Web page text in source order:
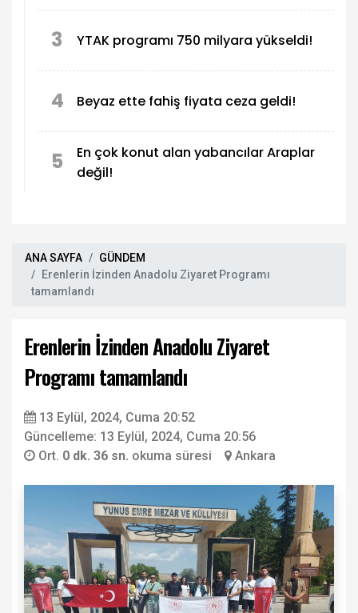
3 YTAK programı 750 milyara yükseldi!
4 Beyaz ette fahiş fiyata ceza geldi!
5
En çok konut alan yabancılar Araplar
değil!
ANA SAYFA
GÜNDEM
Erenlerin İzinden Anadolu Ziyaret Programı
tamamlandı
Erenlerin İzinden Anadolu Ziyaret
Programı tamamlandı
13 Eylül, 2024, Cuma 20:52
Güncelleme: 13 Eylül, 2024, Cuma 20:56
Ort. 0 dk. 36 sn. okuma süresi Ankara